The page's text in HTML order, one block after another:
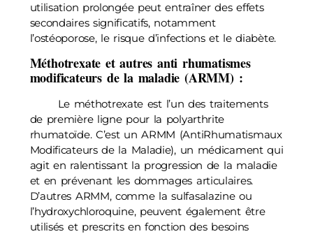
utilisation prolongée peut entraîner des effets
secondaires significatifs, notamment
l’ostéoporose, le risque d’infections et le diabète.
Méthotrexate et autres anti rhumatismes
modificateurs de la maladie (ARMM) :
Le méthotrexate est l’un des traitements
de première ligne pour la polyarthrite
rhumatoïde. C’est un ARMM (AntiRhumatismaux
Modificateurs de la Maladie), un médicament qui
agit en ralentissant la progression de la maladie
et en prévenant les dommages articulaires.
D’autres ARMM, comme la sulfasalazine ou
l’hydroxychloroquine, peuvent également être
utilisés et prescrits en fonction des besoins